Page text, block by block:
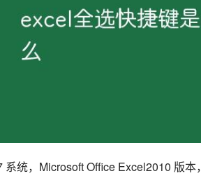
统，Microsoft Office Excel2010 版本